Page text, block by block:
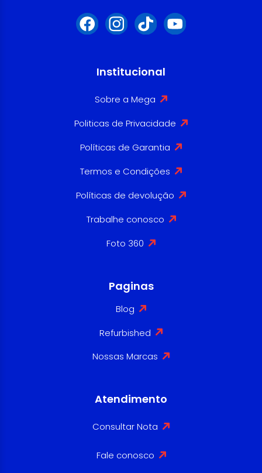
Institucional
Sobre a Mega
Politicas de Privacidade
Políticas de Garantia
Termos e Condições
Políticas de devolução
Trabalhe conosco
Foto 360
Paginas
Blog
Refurbished
Nossas Marcas
Atendimento
Consultar Nota
Fale conosco